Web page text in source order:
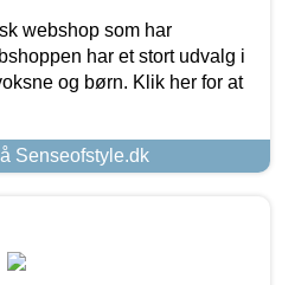
webshop som har
har et stort udvalg i
og børn. Klik her for at
Senseofstyle.dk